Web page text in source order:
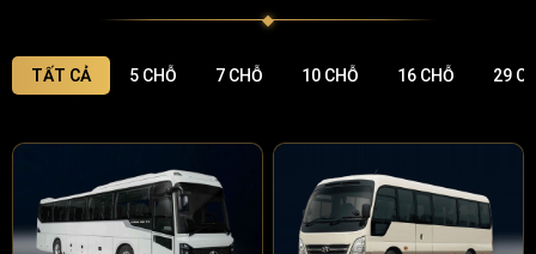
TẤT CẢ 5 CHỖ 7 CHỖ 10 CHỖ 16 CHỖ 29